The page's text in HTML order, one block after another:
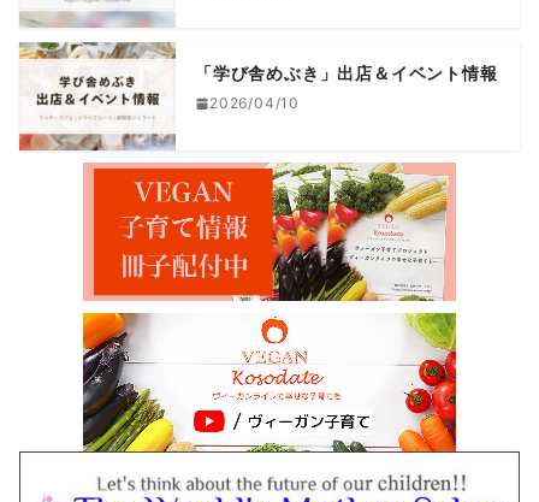
「学び舎めぶき」出店＆イベント情報
2026/04/10